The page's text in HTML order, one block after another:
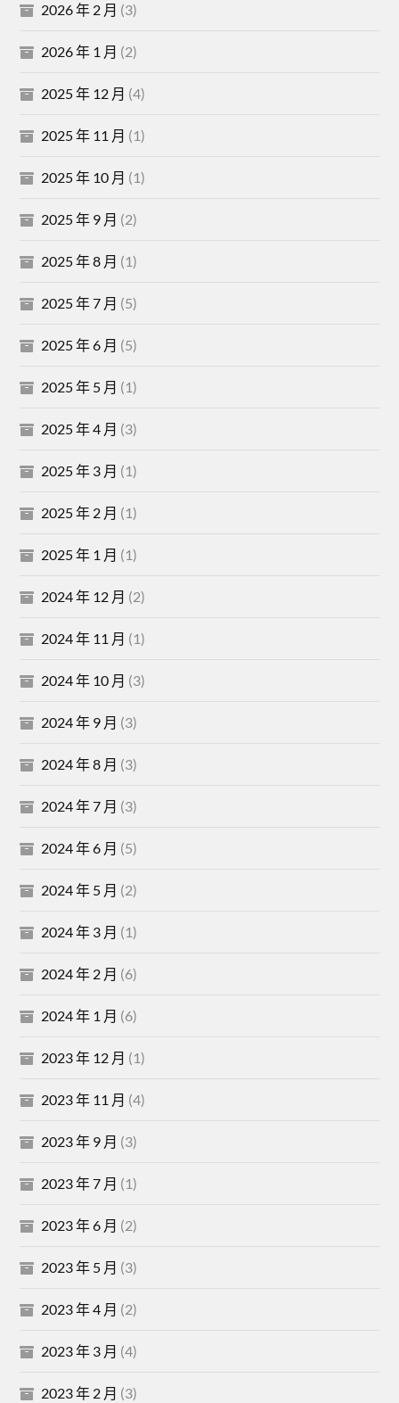
2026 年 2 月 (3)
2026 年 1 月 (2)
2025 年 12 月 (4)
2025 年 11 月 (1)
2025 年 10 月 (1)
2025 年 9 月 (2)
2025 年 8 月 (1)
2025 年 7 月 (5)
2025 年 6 月 (5)
2025 年 5 月 (1)
2025 年 4 月 (3)
2025 年 3 月 (1)
2025 年 2 月 (1)
2025 年 1 月 (1)
2024 年 12 月 (2)
2024 年 11 月 (1)
2024 年 10 月 (3)
2024 年 9 月 (3)
2024 年 8 月 (3)
2024 年 7 月 (3)
2024 年 6 月 (5)
2024 年 5 月 (2)
2024 年 3 月 (1)
2024 年 2 月 (6)
2024 年 1 月 (6)
2023 年 12 月 (1)
2023 年 11 月 (4)
2023 年 9 月 (3)
2023 年 7 月 (1)
2023 年 6 月 (2)
2023 年 5 月 (3)
2023 年 4 月 (2)
2023 年 3 月 (4)
2023 年 2 月 (3)